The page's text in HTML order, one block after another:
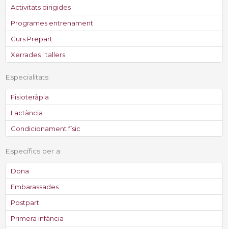
Activitats dirigides
Programes entrenament
Curs Prepart
Xerrades i tallers
Especialitats:
Fisioteràpia
Lactància
Condicionament físic
Específics per a:
Dona
Embarassades
Postpart
Primera infància